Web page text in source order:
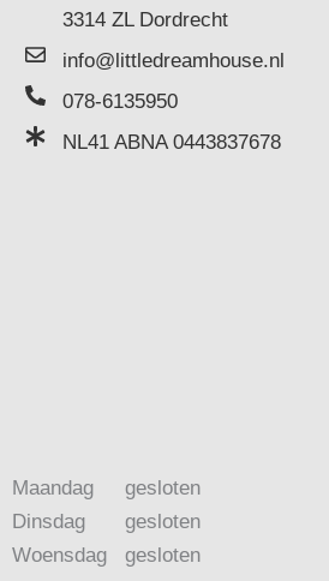
3314 ZL Dordrecht
info@littledreamhouse.nl
078-6135950
NL41 ABNA 0443837678
Maandag
Dinsdag
Woensdag
gesloten
gesloten
gesloten